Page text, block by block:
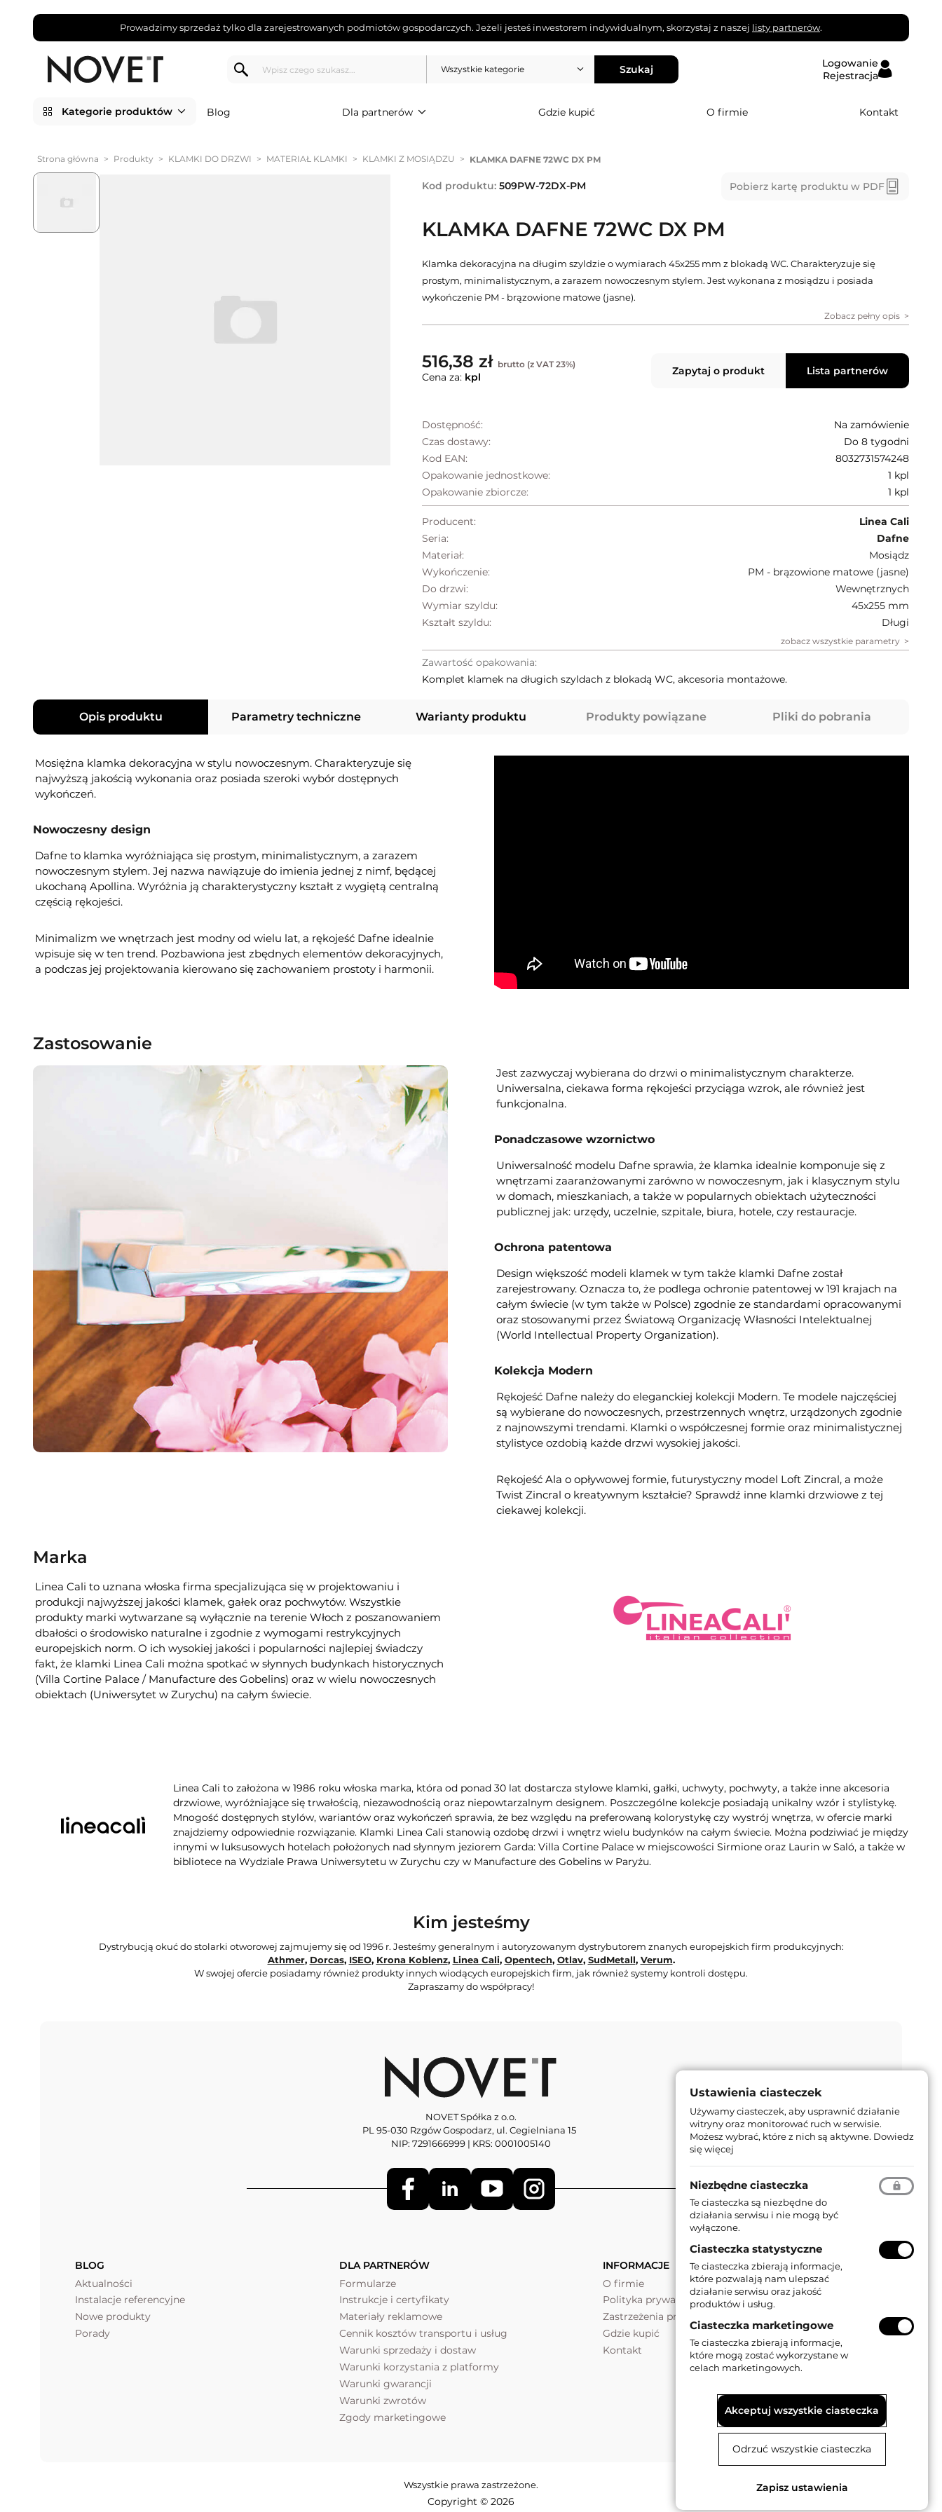
Prowadzimy sprzedaż tylko dla zarejestrowanych podmiotów gospodarczych. Jeżeli jesteś inwestorem indywidualnym, skorzystaj z naszej listy partnerów.
Wszystkie kategorie Szukaj
Logowanie
Rejestracja
Kategorie produktów Blog Dla partnerów Gdzie kupić O firmie Kontakt
Strona główna > Produkty > KLAMKI DO DRZWI > MATERIAŁ KLAMKI > KLAMKI Z MOSIĄDZU > KLAMKA DAFNE 72WC DX PM
Kod produktu: 509PW-72DX-PM Pobierz kartę produktu w PDF
KLAMKA DAFNE 72WC DX PM
Klamka dekoracyjna na długim szyldzie o wymiarach 45x255 mm z blokadą WC. Charakteryzuje się
prostym, minimalistycznym, a zarazem nowoczesnym stylem. Jest wykonana z mosiądzu i posiada
wykończenie PM - brązowione matowe (jasne).
Zobacz pełny opis
516,38 zł brutto (z VAT 23%)
Cena za: kpl Zapytaj o produkt Lista partnerów
Dostępność:
Na zamówienie
Czas dostawy:
Do 8 tygodni
Kod EAN:
8032731574248
Opakowanie jednostkowe:
1 kpl
Opakowanie zbiorcze:
1 kpl
Producent:
Linea Cali
Seria:
Dafne
Materiał:
Mosiądz
Wykończenie:
PM - brązowione matowe (jasne)
Do drzwi:
Wewnętrznych
Wymiar szyldu:
45x255 mm
Kształt szyldu:
Długi
zobacz wszystkie parametry
Zawartość opakowania:
Komplet klamek na długich szyldach z blokadą WC, akcesoria montażowe.
Opis produktu Parametry techniczne Warianty produktu Produkty powiązane Pliki do pobrania
Mosiężna klamka dekoracyjna w stylu nowoczesnym. Charakteryzuje się
najwyższą jakością wykonania oraz posiada szeroki wybór dostępnych
wykończeń.
Nowoczesny design
Dafne to klamka wyróżniająca się prostym, minimalistycznym, a zarazem
nowoczesnym stylem. Jej nazwa nawiązuje do imienia jednej z nimf, będącej
ukochaną Apollina. Wyróżnia ją charakterystyczny kształt z wygiętą centralną
częścią rękojeści.
Minimalizm we wnętrzach jest modny od wielu lat, a rękojeść Dafne idealnie
wpisuje się w ten trend. Pozbawiona jest zbędnych elementów dekoracyjnych,
a podczas jej projektowania kierowano się zachowaniem prostoty i harmonii.
Zastosowanie
Jest zazwyczaj wybierana do drzwi o minimalistycznym charakterze.
Uniwersalna, ciekawa forma rękojeści przyciąga wzrok, ale również jest
funkcjonalna.
Ponadczasowe wzornictwo
Uniwersalność modelu Dafne sprawia, że klamka idealnie komponuje się z
wnętrzami zaaranżowanymi zarówno w nowoczesnym, jak i klasycznym stylu
w domach, mieszkaniach, a także w popularnych obiektach użyteczności
publicznej jak: urzędy, uczelnie, szpitale, biura, hotele, czy restauracje.
Ochrona patentowa
Design większość modeli klamek w tym także klamki Dafne został
zarejestrowany. Oznacza to, że podlega ochronie patentowej w 191 krajach na
całym świecie (w tym także w Polsce) zgodnie ze standardami opracowanymi
oraz stosowanymi przez Światową Organizację Własności Intelektualnej
(World Intellectual Property Organization).
Kolekcja Modern
Rękojeść Dafne należy do eleganckiej kolekcji Modern. Te modele najczęściej
są wybierane do nowoczesnych, przestrzennych wnętrz, urządzonych zgodnie
z najnowszymi trendami. Klamki o współczesnej formie oraz minimalistycznej
stylistyce ozdobią każde drzwi wysokiej jakości.
Rękojeść Ala o opływowej formie, futurystyczny model Loft Zincral, a może
Twist Zincral o kreatywnym kształcie? Sprawdź inne klamki drzwiowe z tej
ciekawej kolekcji.
Marka
Linea Cali to uznana włoska firma specjalizująca się w projektowaniu i
produkcji najwyższej jakości klamek, gałek oraz pochwytów. Wszystkie
produkty marki wytwarzane są wyłącznie na terenie Włoch z poszanowaniem
dbałości o środowisko naturalne i zgodnie z wymogami restrykcyjnych
europejskich norm. O ich wysokiej jakości i popularności najlepiej świadczy
fakt, że klamki Linea Cali można spotkać w słynnych budynkach historycznych
(Villa Cortine Palace / Manufacture des Gobelins) oraz w wielu nowoczesnych
obiektach (Uniwersytet w Zurychu) na całym świecie.
Linea Cali to założona w 1986 roku włoska marka, która od ponad 30 lat dostarcza stylowe klamki, gałki, uchwyty, pochwyty, a także inne akcesoria
drzwiowe, wyróżniające się trwałością, niezawodnością oraz niepowtarzalnym designem. Poszczególne kolekcje posiadają unikalny wzór i stylistykę.
Mnogość dostępnych stylów, wariantów oraz wykończeń sprawia, że bez względu na preferowaną kolorystykę czy wystrój wnętrza, w ofercie marki
znajdziemy odpowiednie rozwiązanie. Klamki Linea Cali stanowią ozdobę drzwi i wnętrz wielu budynków na całym świecie. Można podziwiać je między
innymi w luksusowych hotelach położonych nad słynnym jeziorem Garda: Villa Cortine Palace w miejscowości Sirmione oraz Laurin w Saló, a także w
bibliotece na Wydziale Prawa Uniwersytetu w Zurychu czy w Manufacture des Gobelins w Paryżu.
Kim jesteśmy
Dystrybucją okuć do stolarki otworowej zajmujemy się od 1996 r. Jesteśmy generalnym i autoryzowanym dystrybutorem znanych europejskich firm produkcyjnych:
Athmer, Dorcas, ISEO, Krona Koblenz, Linea Cali, Opentech, Otlav, SudMetall, Verum.
W swojej ofercie posiadamy również produkty innych wiodących europejskich firm, jak również systemy kontroli dostępu.
Zapraszamy do współpracy!
NOVET Spółka z o.o.
PL 95-030 Rzgów Gospodarz, ul. Cegielniana 15
NIP: 7291666999 | KRS: 0001005140
BLOG
Aktualności
Instalacje referencyjne
Nowe produkty
Porady
DLA PARTNERÓW
Formularze
Instrukcje i certyfikaty
Materiały reklamowe
Cennik kosztów transportu i usług
Warunki sprzedaży i dostaw
Warunki korzystania z platformy
Warunki gwarancji
Warunki zwrotów
Zgody marketingowe
INFORMACJE
O firmie
Polityka prywatności
Zastrzeżenia prawne
Gdzie kupić
Kontakt
Wszystkie prawa zastrzeżone.
Copyright © 2026
Ustawienia ciasteczek
Używamy ciasteczek, aby usprawnić działanie
witryny oraz monitorować ruch w serwisie.
Możesz wybrać, które z nich są aktywne. Dowiedz
się więcej
Niezbędne ciasteczka
Te ciasteczka są niezbędne do
działania serwisu i nie mogą być
wyłączone.
Ciasteczka statystyczne
Te ciasteczka zbierają informacje,
które pozwalają nam ulepszać
działanie serwisu oraz jakość
produktów i usług.
Ciasteczka marketingowe
Te ciasteczka zbierają informacje,
które mogą zostać wykorzystane w
celach marketingowych.
Akceptuj wszystkie ciasteczka
Odrzuć wszystkie ciasteczka
Zapisz ustawienia